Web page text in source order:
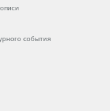
события